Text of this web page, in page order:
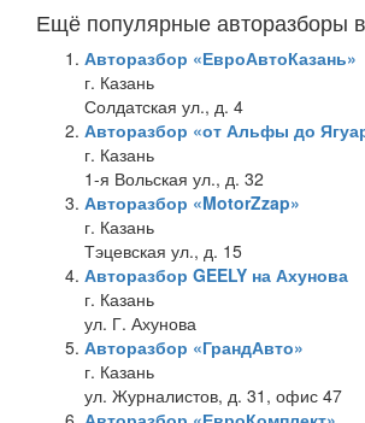
Ещё популярные авторазборы
Авторазбор «ЕвроАвтоКазань»
г. Казань
Солдатская ул., д. 4
Авторазбор «от Альфы до
г. Казань
1-я Вольская ул., д. 32
Авторазбор «MotorZzap»
г. Казань
Тэцевская ул., д. 15
Авторазбор GEELY на Ахунова
г. Казань
ул. Г. Ахунова
Авторазбор «ГрандАвто»
г. Казань
ул. Журналистов, д. 31, офис 47